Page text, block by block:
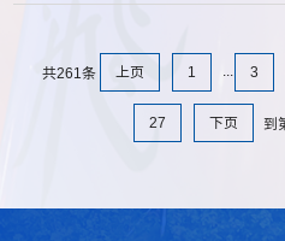
共261条 上页 1 ... 3
27 下页 到